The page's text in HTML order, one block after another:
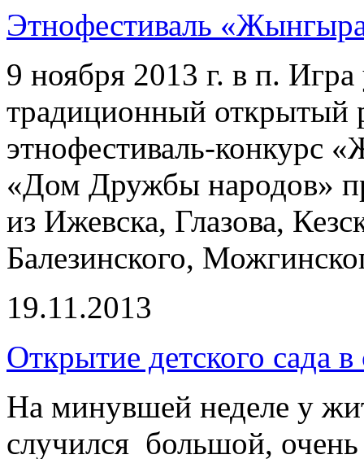
Этнофестиваль
9 ноября 2013 г. в п.
традиционный открытый
этнофестиваль-
«Дом Дружбы народов»
из Ижевска, Глазова,
Балезинского,
19.11.2013
Открытие детского сада
На минувшей неделе у
случился большой,